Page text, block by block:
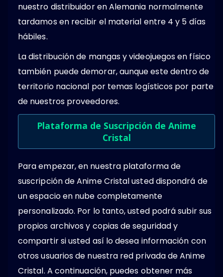
nuestro distribuidor en Alemania normalmente
tardamos en recibir el material entre 4 y 5 días
hábiles.
La distribución de mangas y videojuegos en físico
también puede demorar, aunque este dentro de
territorio nacional por temas logísticos por parte
de nuestros proveedores.
Plataforma de Suscripción de Anime
Cristal
Para empezar, en nuestra plataforma de
suscripción de Anime Cristal usted dispondrá de
un espacio en nube completamente
personalizado. Por lo tanto, usted podrá subir sus
propios archivos y copias de seguridad y
compartir si usted así lo desea información con
otros usuarios de nuestra red privada de Anime
Cristal. A continuación, puedes obtener más